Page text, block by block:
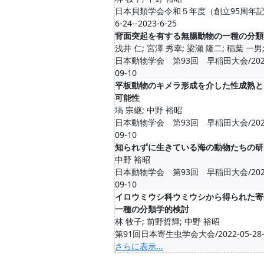
日本貝類学会令和５年度（創立95周年
6-24--2023-6-25
背面突起を有する無腸動物の一種の分
浅井 仁; 宮澤 秀幸; 梁瀬 隆二; 稲葉 一
日本動物学会 第93回 早稲田大会/
09-10
平板動物のキメラ形成を介した性成熟
可能性
塙 宗継; 中野 裕昭
日本動物学会 第93回 早稲田大会/
09-10
知られずに生きている海の動物たちの
中野 裕昭
日本動物学会 第93回 早稲田大会/
09-10
イロウミウシ科ウミウシから得られた
一種の分類学的検討
林 牧子; 前野哲輝; 中野 裕昭
第91回日本寄生虫学会大会/2022-05-
さらに表示...